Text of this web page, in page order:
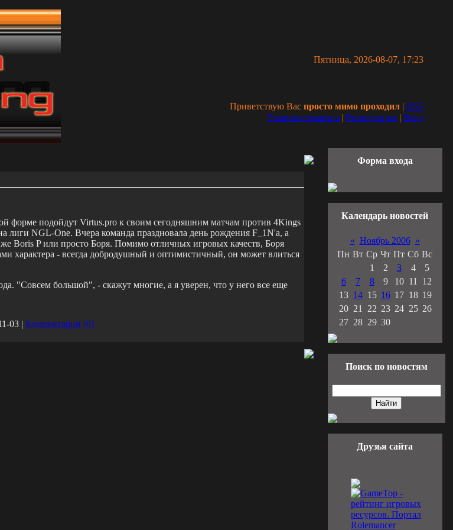
Пятница, 2026-08-07, 17:23
Приветствую Вас просто мимо проходил | RSS
Главная страница | Регистрация | Вход
форме подойдут Virtus.pro к своим сегодняшним матчам против 4Kings
лиги NGL-One. Вчера команда праздновала день рождения F_1N'a, а
Boris P или просто Боря. Помимо отличных игровых качеств, Боря
характера - всегда добродушный и оптимистичный, он может влиться
"Совсем большой", - скажут многие, а я уверен, что у него все еще
03 | Комментарии (0)
Форма входа
Календарь новостей
« Ноябрь 2006 »
Пн Вт Ср Чт Пт Сб Вс
1
2 3 4
5
6
7 8 9 10 11
12
13 14 15 16 17 18 19
20 21 22 23 24 25 26
27 28 29 30
Поиск по новостям
Друзья сайта